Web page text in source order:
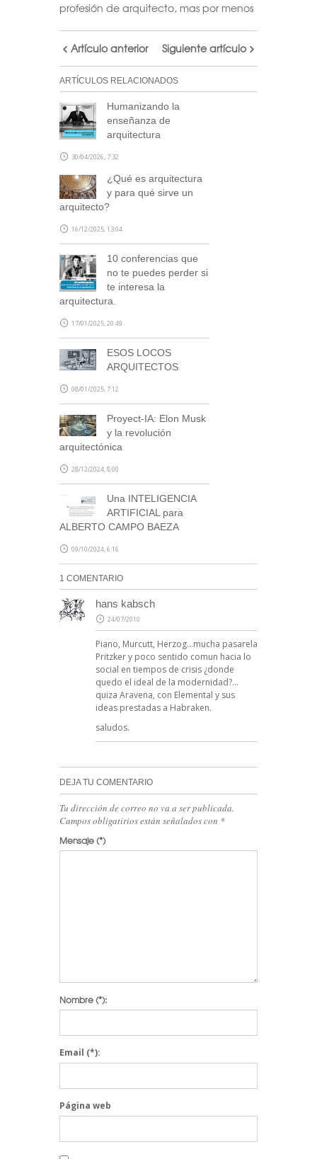
de este formularioy accede
al archivo descargable del
calendario de Arquitectas
Ocultas.
Consulta tu correo para
confirmar la inscripción y
recibir noticias de nuestra
parte.
NOTA: En el caso de no haber recibido el
correo de confirmación por nuestra
parte, escríbenos a
blog@stepienybarno.es
profesión de arquitecto, mas por menos
Artículo anterior Siguiente artículo
ARTÍCULOS RELACIONADOS
Humanizando la
enseñanza de
arquitectura
30/04/2026, 7:32
¿Qué es arquitectura
y para qué sirve un
arquitecto?
16/12/2025, 13:04
10 conferencias que
no te puedes perder si
te interesa la
arquitectura.
17/01/2025, 20:49
ESOS LOCOS
ARQUITECTOS
08/01/2025, 7:12
Proyect-IA: Elon Musk
y la revolución
arquitectónica
28/12/2024, 8:00
Una INTELIGENCIA
ARTIFICIAL para
ALBERTO CAMPO BAEZA
09/10/2024, 6:16
1 COMENTARIO
hans kabsch
24/07/2010
Piano, Murcutt, Herzog…mucha pasarela
Pritzker y poco sentido comun hacia lo
social en tiempos de crisis ¿donde
quedo el ideal de la modernidad?…
quiza Aravena, con Elemental y sus
ideas prestadas a Habraken.
saludos.
DEJA TU COMENTARIO
Tu dirección de correo no va a ser publicada.
Campos obligatirios están señalados con *
Mensaje(*)
Nombre(*):
Email (*):
Página web